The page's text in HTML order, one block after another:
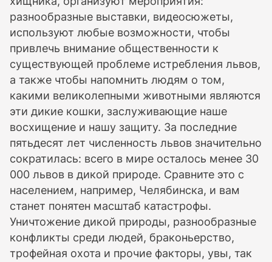
разнообразные выставки, видеосюжеты,
используют любые возможности, чтобы
привлечь внимание общественности к
существующей проблеме истребления львов,
а также чтобы напомнить людям о том,
какими великолепными животными являются
эти дикие кошки, заслуживающие наше
восхищение и нашу защиту. За последние
пятьдесят лет численность львов значительно
сократилась: всего в мире осталось менее 30
000 львов в дикой природе. Сравните это с
населением, например, Челябинска, и вам
станет понятен масштаб катастрофы.
Уничтожение дикой природы, разнообразные
конфликты среди людей, браконьерство,
трофейная охота и прочие факторы, увы, так